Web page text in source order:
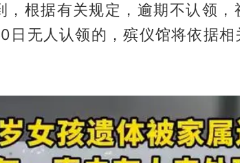
，根据有关规定，逾期不认领，
日无人认领的，殡仪馆将依据